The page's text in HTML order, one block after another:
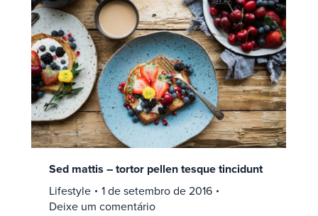
Sed mattis – tortor pellen tesque tincidunt
Lifestyle
1 de setembro de 2016
Deixe um comentário